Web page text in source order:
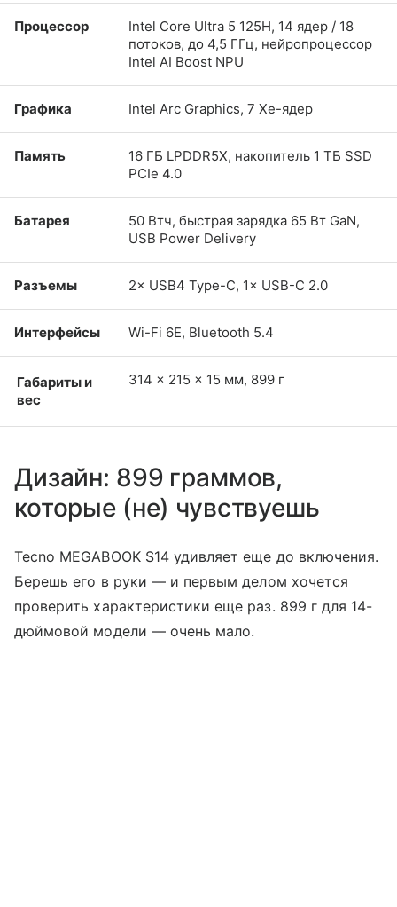
Процессор
Intel Core Ultra 5 125H, 14 ядер / 18
потоков, до 4,5 ГГц, нейропроцессор
Intel AI Boost NPU
Графика Intel Arc Graphics, 7 Xe-ядер
Память
16 ГБ LPDDR5X, накопитель 1 ТБ SSD
PCIe 4.0
Батарея
50 Втч, быстрая зарядка 65 Вт GaN,
USB Power Delivery
Разъемы 2× USB4 Type-C, 1× USB-C 2.0
Интерфейсы Wi-Fi 6E, Bluetooth 5.4
Габариты и
вес
314 × 215 × 15 мм, 899 г
Дизайн: 899 граммов,
которые (не) чувствуешь
Tecno MEGABOOK S14 удивляет еще до включения.
Берешь его в руки — и первым делом хочется
проверить характеристики еще раз. 899 г для 14-
дюймовой модели — очень мало.